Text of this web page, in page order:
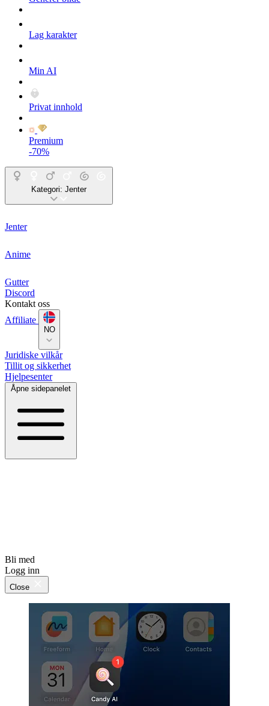
Lag karakter
Min AI
Privat innhold
Premium
-70%
Kategori: Jenter
Jenter
Anime
Gutter
Discord
Kontakt oss
Affiliate
NO
Juridiske vilkår
Tillit og sikkerhet
Hjelpesenter
Åpne sidepanelet
Bli med
Logg inn
Close